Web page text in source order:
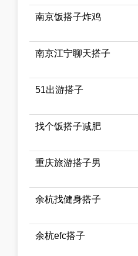
南京饭搭子炸鸡
南京江宁聊天搭子
51出游搭子
找个饭搭子减肥
重庆旅游搭子男
余杭找健身搭子
余杭efc搭子